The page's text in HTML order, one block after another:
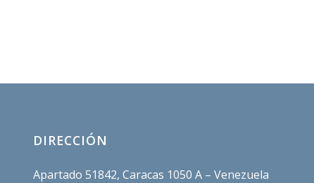
DIRECCIÓN
Apartado 51842, Caracas 1050 A – Venezuela